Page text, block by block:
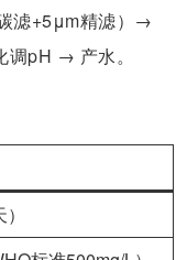
滤+5μm精滤）→
pH → 产水。